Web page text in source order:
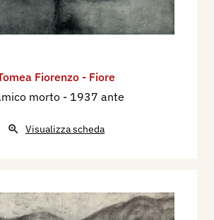
che si tiene all’Angelicum, di
Madonna con bimbo.
De Luigi, Giacomo Manzù, Una
Fiorenzo - Fiore
morto - 1937 ante
Visualizza scheda